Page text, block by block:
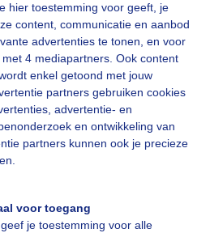
hier toestemming voor geeft, je
content, communicatie en aanbod
advertenties te tonen, en voor
4 mediapartners. Ook content
enkel getoond met jouw
partners gebruiken cookies
advertentie- en
en ontwikkeling van
partners kunnen ook je precieze
voor toegang
je toestemming voor alle
geduld aub...